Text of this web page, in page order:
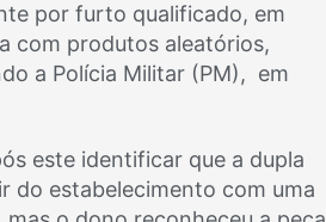
por furto qualificado, em
com produtos aleatórios,
a Polícia Militar (PM), em
este identificar que a dupla
do estabelecimento com uma